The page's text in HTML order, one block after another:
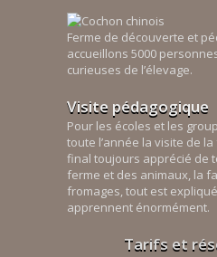
Ferme de découverte et
accueillons 5000
curieuses de l’élevage.
Visite pédagogique
Pour les écoles et les
toute l’année la visite de
final toujours apprécié de
ferme et des animaux, la
fromages, tout est
apprennent énormément.
Tarifs et